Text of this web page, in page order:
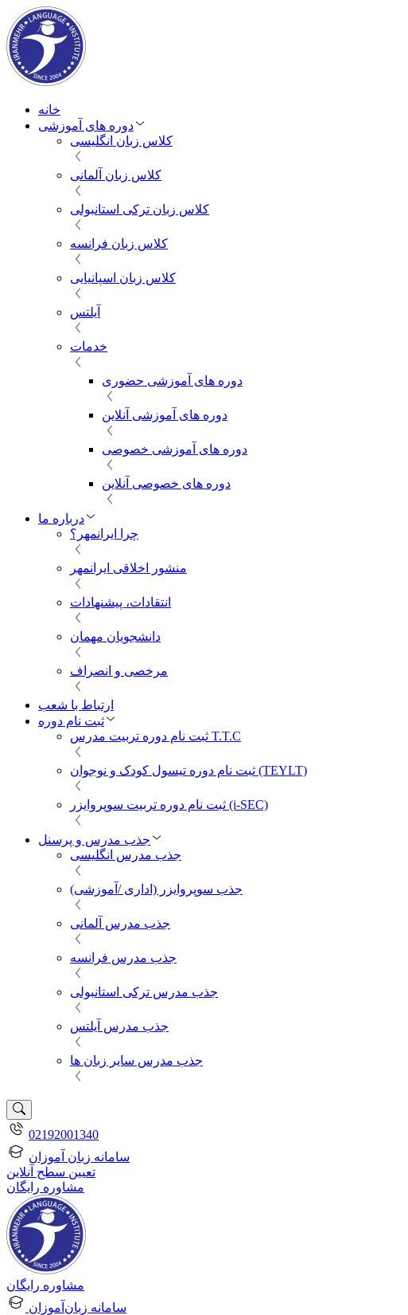
خانه
دوره های آموزشی
کلاس زبان انگلیسی
کلاس زبان آلمانی
کلاس زبان ترکی استانبولی
کلاس زبان فرانسه
کلاس زبان اسپانیایی
آیلتس
خدمات
دوره های آموزشی حضوری
دوره های آموزشی آنلاین
دوره های آموزشی خصوصی
دوره های خصوصی آنلاین
درباره ما
چرا ایرانمهر؟
منشور اخلاقی ایرانمهر
انتقادات، پیشنهادات
دانشجویان مهمان
مرخصی و انصراف
ارتباط با شعب
ثبت نام دوره
ثبت نام دوره تربیت مدرس T.T.C
ثبت نام دوره تیسول کودک و نوجوان (TEYLT)
ثبت نام دوره تربیت سوپروایزر (i-SEC)
جذب مدرس و پرسنل
جذب مدرس انگلیسی
جذب سوپروایزر (اداری /آموزشی)
جذب مدرس آلمانی
جذب مدرس فرانسه
جذب مدرس ترکی استانبولی
جذب مدرس آیلتس
جذب مدرس سایر زبان ها
02192001340
سامانه زبان آموزان
تعیین سطح آنلاین
مشاوره رایگان
مشاوره رایگان
سامانه زبان‌آموزان